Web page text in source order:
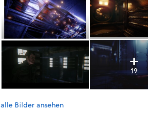
19
alle Bilder ansehen